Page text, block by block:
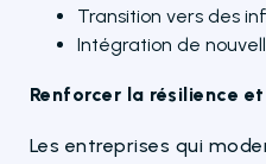
Transition vers des
Intégration de
Renforcer la résilience
Les entreprises qui